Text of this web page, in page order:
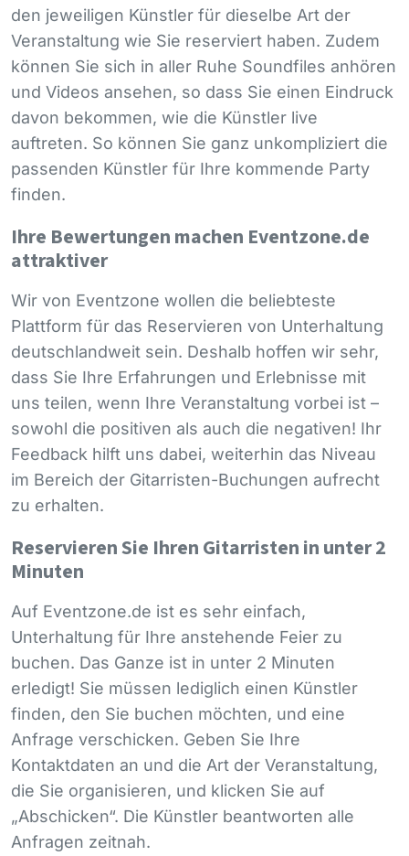
den jeweiligen Künstler für dieselbe Art der
Veranstaltung wie Sie reserviert haben. Zudem
können Sie sich in aller Ruhe Soundfiles anhören
und Videos ansehen, so dass Sie einen Eindruck
davon bekommen, wie die Künstler live
auftreten. So können Sie ganz unkompliziert die
passenden Künstler für Ihre kommende Party
finden.
Ihre Bewertungen machen Eventzone.de
attraktiver
Wir von Eventzone wollen die beliebteste
Plattform für das Reservieren von Unterhaltung
deutschlandweit sein. Deshalb hoffen wir sehr,
dass Sie Ihre Erfahrungen und Erlebnisse mit
uns teilen, wenn Ihre Veranstaltung vorbei ist –
sowohl die positiven als auch die negativen! Ihr
Feedback hilft uns dabei, weiterhin das Niveau
im Bereich der Gitarristen-Buchungen aufrecht
zu erhalten.
Reservieren Sie Ihren Gitarristen in unter 2
Minuten
Auf Eventzone.de ist es sehr einfach,
Unterhaltung für Ihre anstehende Feier zu
buchen. Das Ganze ist in unter 2 Minuten
erledigt! Sie müssen lediglich einen Künstler
finden, den Sie buchen möchten, und eine
Anfrage verschicken. Geben Sie Ihre
Kontaktdaten an und die Art der Veranstaltung,
die Sie organisieren, und klicken Sie auf
„Abschicken“. Die Künstler beantworten alle
Anfragen zeitnah.